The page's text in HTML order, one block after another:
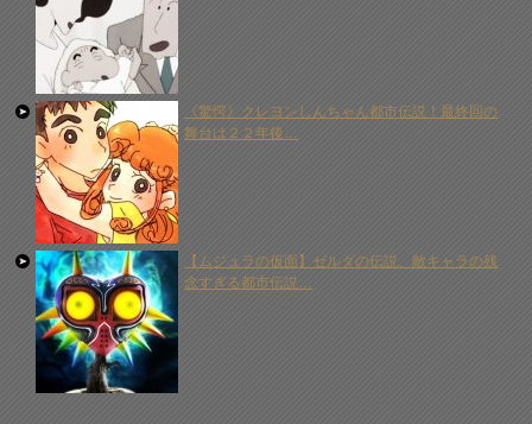
《驚愕》クレヨンしんちゃん都市伝説！最終回の
舞台は２２年後…
【ムジュラの仮面】ゼルダの伝説、敵キャラの残
念すぎる都市伝説…